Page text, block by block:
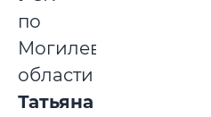
по
Могилевской
области
Татьяна